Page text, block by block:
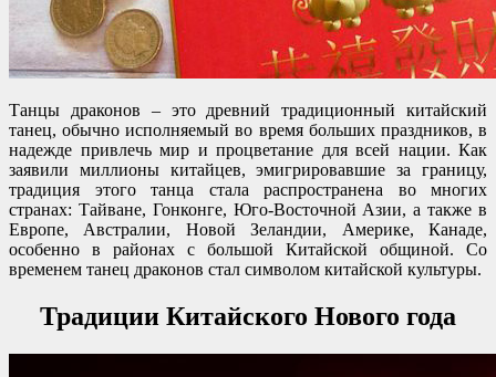
Танцы драконов – это древний традиционный китайский
танец, обычно исполняемый во время больших праздников, в
надежде привлечь мир и процветание для всей нации. Как
заявили миллионы китайцев, эмигрировавшие за границу,
традиция этого танца стала распространена во многих
странах: Тайване, Гонконге, Юго-Восточной Азии, а также в
Европе, Австралии, Новой Зеландии, Америке, Канаде,
особенно в районах с большой Китайской общиной. Со
временем танец драконов стал символом китайской культуры.
Традиции Китайского Нового года